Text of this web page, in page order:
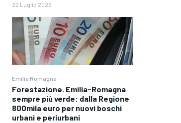
22 Luglio 2026
Emilia Romagna
Forestazione. Emilia-Romagna
sempre più verde: dalla Regione
800mila euro per nuovi boschi
urbani e periurbani